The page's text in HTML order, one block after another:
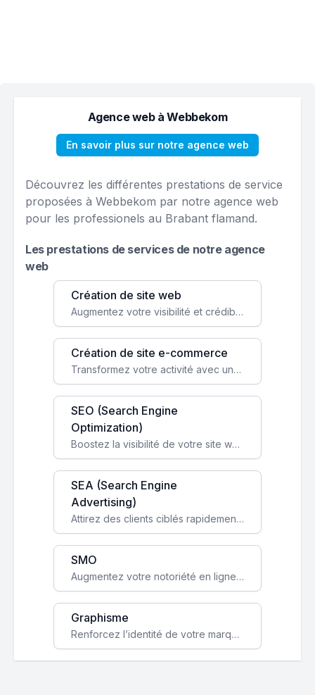
Agence web à Webbekom
En savoir plus sur notre agence web
Découvrez les différentes prestations de service
proposées à Webbekom par notre agence web
pour les professionels au Brabant flamand.
Les prestations de services de notre agence
web
Création de site web
Augmentez votre visibilité et crédibilité en ligne avec un site web performant, conçu pour attirer plus de clients.
Création de site e-commerce
Transformez votre activité avec une boutique en ligne, accessible à l'échelle mondiale 24/7.
SEO (Search Engine
Optimization)
Boostez la visibilité de votre site web sur Google et attirez du trafic qualifié grâce à nos stratégies SEO.
SEA (Search Engine
Advertising)
Attirez des clients ciblés rapidement avec des campagnes publicitaires payantes optimisées pour vos objectifs.
SMO
Augmentez votre notoriété en ligne et stimulez la croissance de votre entreprise grâce à une stratégie sociale sur mesure.
Graphisme
Renforcez l’identité de votre marque avec un design unique qui capte l’attention et engage vos clients.